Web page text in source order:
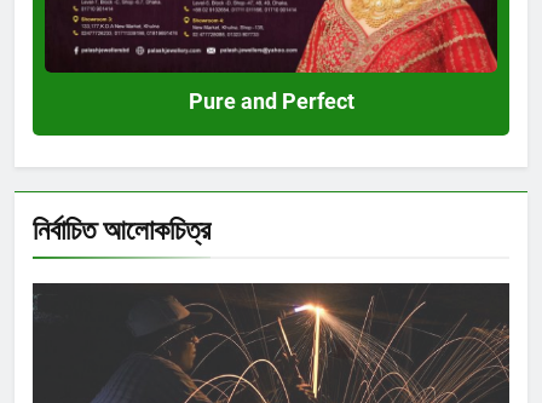
Pure and Perfect
নির্বাচিত আলোকচিত্র